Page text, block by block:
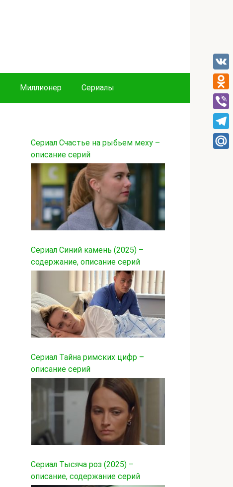
Миллионер Сериалы
Сериал Счастье на рыбьем меху –
описание серий
Сериал Синий камень (2025) –
содержание, описание серий
Сериал Тайна римских цифр –
описание серий
Сериал Тысяча роз (2025) –
описание, содержание серий
VK
Viber